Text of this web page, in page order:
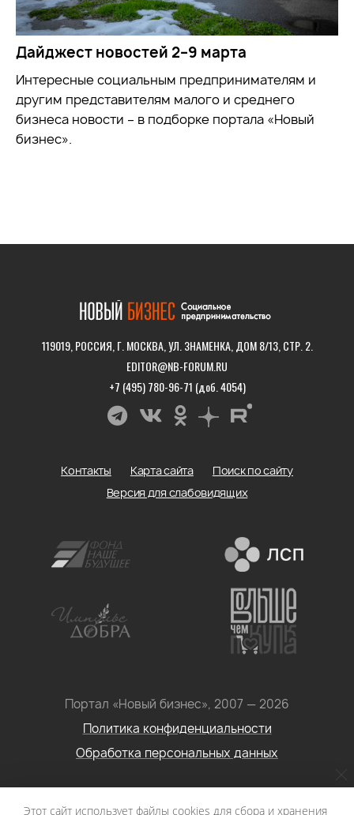
Дайджест новостей 2–9 марта
Интересные социальным предпринимателям и
другим представителям малого и среднего
бизнеса новости – в подборке портала «Новый
бизнес».
119019, РОССИЯ, Г. МОСКВА, УЛ. ЗНАМЕНКА, ДОМ 8/13, СТР. 2.
EDITOR@NB-FORUM.RU
+7 (495) 780-96-71 (доб. 4054)
Портал «Новый бизнес», 2007 — 2026
Политика конфиденциальности
Обработка персональных данных
Контакты Карта сайта
Поиск по сайту
Версия для слабовидящих
Условия использования информации с сайта: Материалы
Этот сайт использует файлы cookies для сбора и хранения